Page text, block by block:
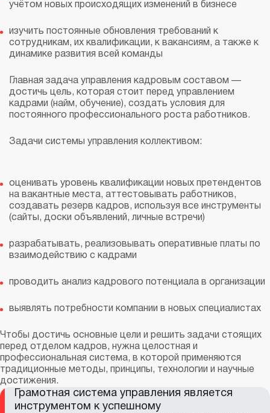
учётом новых происходящих изменений в бизнесе
изучить постоянные обновления требований к
сотрудникам, их квалификации, к вакансиям, а также к
динамике развития всей команды
Главная задача управления кадровым составом —
достичь цель, которая стоит перед управлением
кадрами (найм, обучение), создать условия для
постоянного профессионального роста работников.
Задачи системы управления коллективом:
оценивать уровень квалификации новых претендентов
на вакантные места, аттестовывать работников,
создавать резерв кадров, используя все инструменты
(сайты, доски объявлений, личные встречи)
разрабатывать, реализовывать оперативные платы по
взаимодействию с кадрами
проводить анализ кадрового потенциала в организации
выявлять потребности компании в новых специалистах
Чтобы достичь основные цели и решить задачи стоящих
перед отделом кадров, нужна целостная и
профессиональная система, в которой применяются
традиционные методы, принципы, технологии и научные
достижения.
Грамотная система управления является
инструментом к успешному